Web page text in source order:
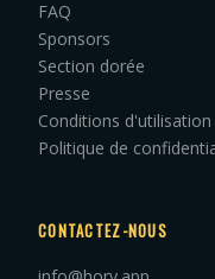
FAQ
Sponsors
Section dorée
Presse
Conditions d'utilisation
Politique de
CONTACTEZ-NOUS